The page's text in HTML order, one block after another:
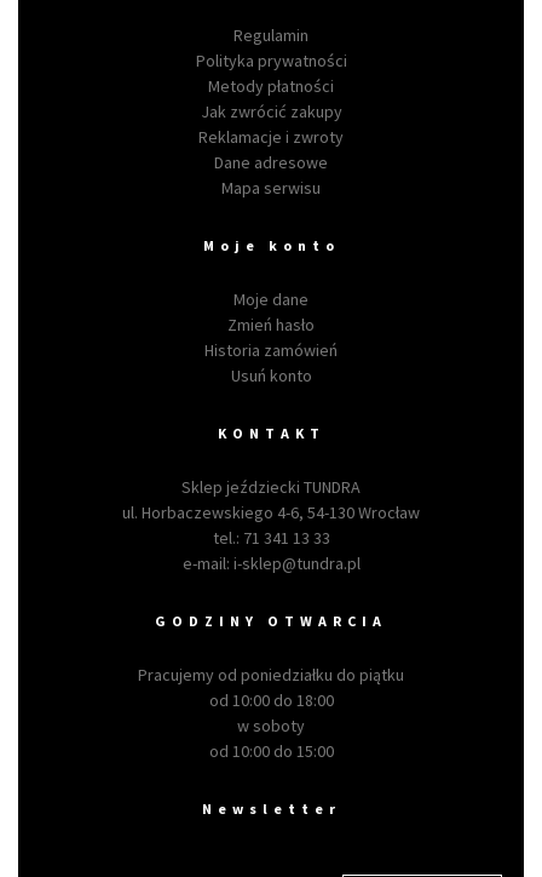
Regulamin
Polityka prywatności
Metody płatności
Jak zwrócić zakupy
Reklamacje i zwroty
Dane adresowe
Mapa serwisu
Moje konto
Moje dane
Zmień hasło
Historia zamówień
Usuń konto
KONTAKT
Sklep jeździecki TUNDRA
ul. Horbaczewskiego 4-6, 54-130 Wrocław
tel.: 71 341 13 33
e-mail: i-sklep@tundra.pl
GODZINY OTWARCIA
Pracujemy od poniedziałku do piątku
od 10:00 do 18:00
w soboty
od 10:00 do 15:00
Newsletter